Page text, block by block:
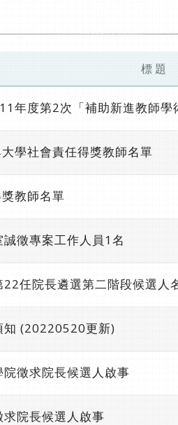
標 題
年度第2次「補助新進教師
學社會責任得獎教師名單
教師名單
誠徵專案工作人員1名
22任院長遴選第二階段候選人
知 (20220520更新)
院徵求院長候選人啟事
求院長候選人啟事